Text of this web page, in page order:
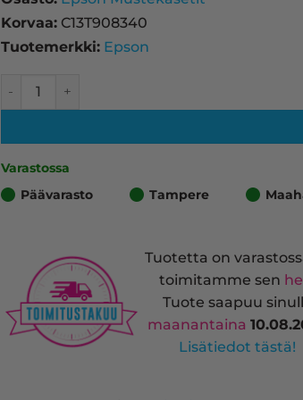
Korvaa: C13T908340
Tuotemerkki: Epson
Varastossa
Päävarasto
Tampere
Tuotetta on
toimitamme sen
Tuote saapuu
maanantaina
Lisätiedot tästä!